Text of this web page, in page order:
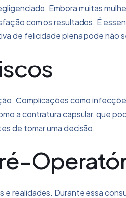
Embora muitas
com os resultados. É
de felicidade plena pode não
Complicações como
a contratura capsular, que
de tomar uma decisão.
realidades. Durante essa